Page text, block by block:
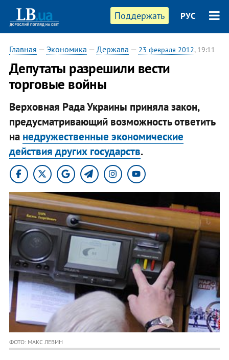
Поддержать РУС
Главная — Экономика — Держава — 23 февраля 2012, 19:11
Депутаты разрешили вести
торговые войны
Верховная Рада Украины приняла закон,
предусматривающий возможность ответить
на недружественные экономические
действия других государств.
ФОТО: МАКС ЛЕВИН